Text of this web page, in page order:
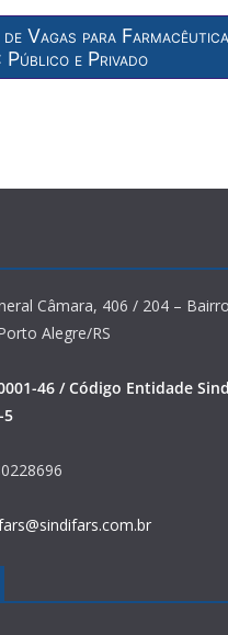
Vagas para
Público e Privado
Câmara, 406 / 204 –
Alegre/RS
46 / Código Entidade
5